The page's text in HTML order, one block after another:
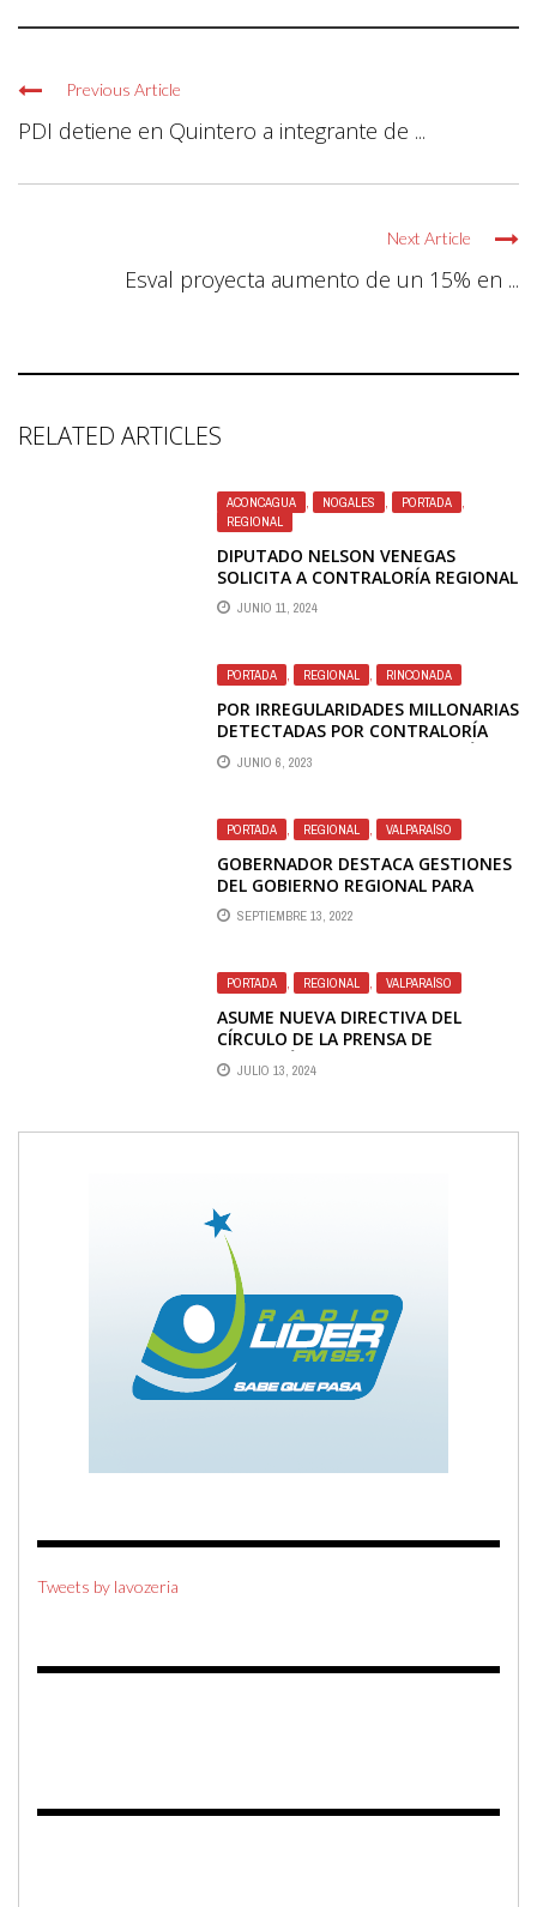
Previous Article
PDI detiene en Quintero a integrante de ...
Next Article
Esval proyecta aumento de un 15% en ...
RELATED ARTICLES
ACONCAGUA , NOGALES , PORTADA
,
REGIONAL
DIPUTADO NELSON VENEGAS
SOLICITA A CONTRALORÍA REGIONAL
DE VALPARAÍSO UNA INVESTIGACIÓN
EXHAUSTIVA CONTRA LA ALCALDESA
JUNIO 11, 2024
PORTADA , REGIONAL , RINCONADA
POR IRREGULARIDADES MILLONARIAS
DETECTADAS POR CONTRALORÍA
ALCALDE DE RINCONADA PODRÍA SER
DESTITUIDO
JUNIO 6, 2023
PORTADA REGIONAL VALPARAÍSO
GOBERNADOR DESTACA GESTIONES
DEL GOBIERNO REGIONAL PARA
GARANTIZAR SUMINISTRO DE AGUA
AL GRAN VALPARAÍSO
SEPTIEMBRE 13, 2022
PORTADA , REGIONAL , VALPARAÍSO
ASUME NUEVA DIRECTIVA DEL
CÍRCULO DE LA PRENSA DE
VALPARAÍSO
JULIO 13, 2024
Tweets by lavozeria